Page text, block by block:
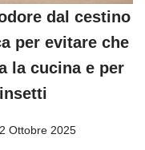
dal cestino
per evitare che
la cucina e per
Ottobre 2025